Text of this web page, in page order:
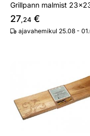
Grillpann malmist
27,24 €
ajavahemikul 25.08 -
Serveerimisalus
Otsi